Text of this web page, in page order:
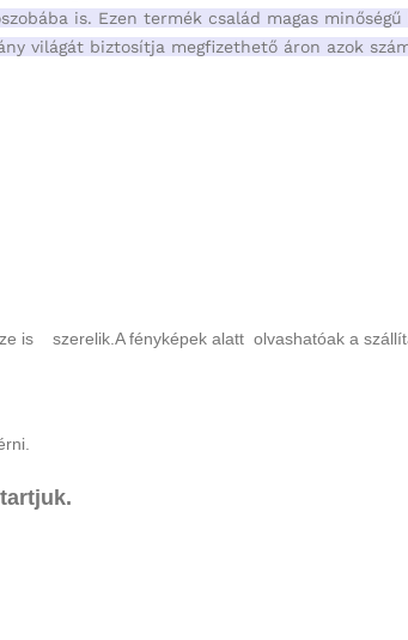
is. Ezen termék család magas
világát biztosítja megfizethető áron azok
is szerelik.A fényképek alatt olvashatóak a